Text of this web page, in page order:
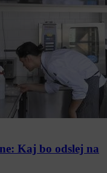
Kaj bo odslej na